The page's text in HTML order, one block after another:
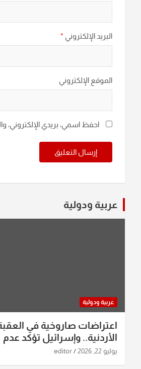
البريد الإلكتروني *
الموقع الإلكتروني
احفظ اسمي، بريدي الإلكتروني،
عربية ودولية
عربية ودولية
اعتراضات صاروخية في
الأردنية.. وإسرائيل تؤكد عدم
استهدافها
يوليو 22, 2026 editor